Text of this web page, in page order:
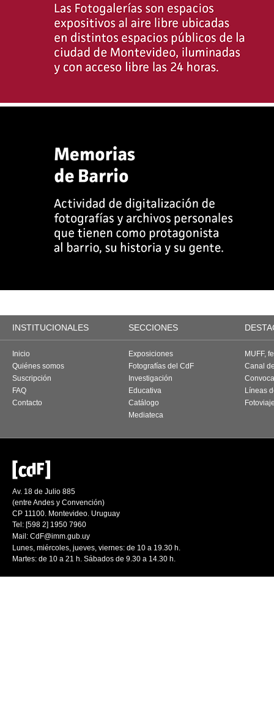
INSTITUCIONALES SECCIONES
Inicio
Quiénes somos
Suscripción
FAQ
Contacto
Exposiciones
Fotografías del CdF
Investigación
Educativa
Catálogo
Mediateca
MUFF,
Canal
Líneas
Av. 18 de Julio 885
(entre Andes y Convención)
CP 11100. Montevideo. Uruguay
Tel: [598 2] 1950 7960
Mail: CdF@imm.gub.uy
Lunes, miércoles, jueves, viernes: de 10 a 19.30 h.
Martes: de 10 a 21 h. Sábados de 9.30 a 14.30 h.